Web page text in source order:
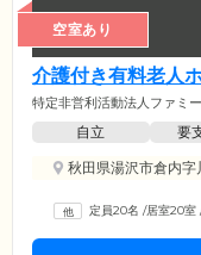
空室あり
介護付き有料老人
特定非営利活動法人ファミ
自立 要
秋田県湯沢市倉内
定員20名 /居室20室